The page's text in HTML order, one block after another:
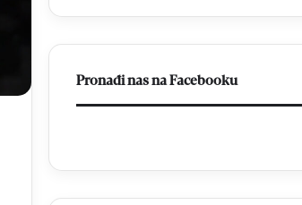
Pronađi nas na Facebooku